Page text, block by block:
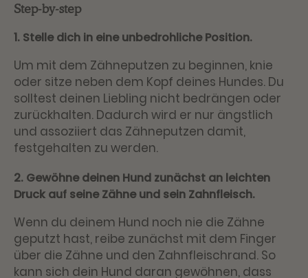
Step-by-step
1. Stelle dich in eine unbedrohliche Position.
Um mit dem Zähneputzen zu beginnen, knie
oder sitze neben dem Kopf deines Hundes. Du
solltest deinen Liebling nicht bedrängen oder
zurückhalten. Dadurch wird er nur ängstlich
und assoziiert das Zähneputzen damit,
festgehalten zu werden.
2. Gewöhne deinen Hund zunächst an leichten
Druck auf seine Zähne und sein Zahnfleisch.
Wenn du deinem Hund noch nie die Zähne
geputzt hast, reibe zunächst mit dem Finger
über die Zähne und den Zahnfleischrand. So
kann sich dein Hund daran gewöhnen, dass